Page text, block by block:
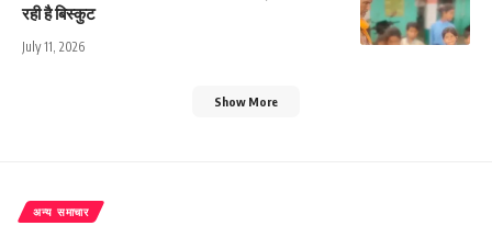
रही है बिस्कुट
July 11, 2026
Show More
अन्य समाचार